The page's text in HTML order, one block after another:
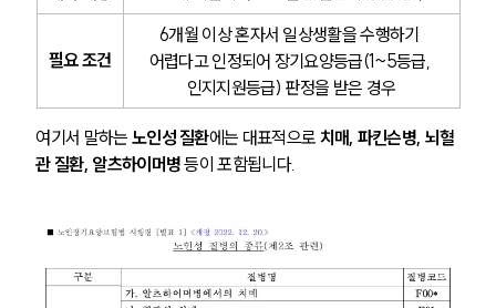
필요 조건
6개월 이상 혼자서 일상생활을 수행하기
어렵다고 인정되어 장기요양등급(1~5등급,
인지지원등급) 판정을 받은 경우
여기서 말하는 노인성 질환에는 대표적으로 치매, 파킨슨병, 뇌혈
관 질환, 알츠하이머병 등이 포함됩니다.